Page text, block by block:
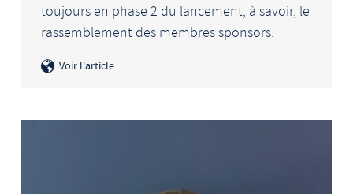
toujours en phase 2 du lancement, à savoir, le
rassemblement des membres sponsors.
Voir l'article